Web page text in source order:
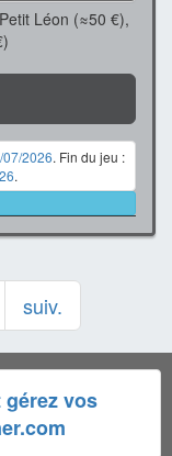
Léon (≈50 €),
2026. Fin du jeu :
.
suiv.
vos